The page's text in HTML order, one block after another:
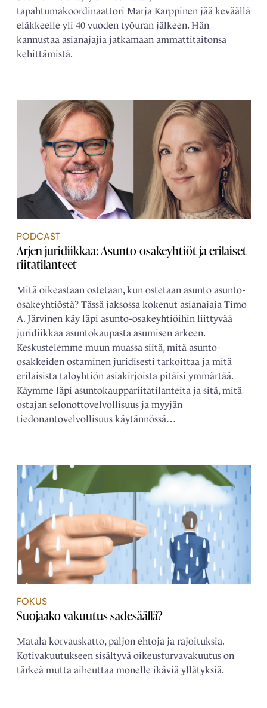
tapahtumakoordinaattori Marja Karppinen jää keväällä
eläkkeelle yli 40 vuoden työuran jälkeen. Hän
kannustaa asianajajia jatkamaan ammattitaitonsa
kehittämistä.
PODCAST
Arjen juridiikkaa: Asunto-osakeyhtiöt ja erilaiset
riitatilanteet
Mitä oikeastaan ostetaan, kun ostetaan asunto asunto-
osakeyhtiöstä? Tässä jaksossa kokenut asianajaja Timo
A. Järvinen käy läpi asunto-osakeyhtiöihin liittyvää
juridiikkaa asuntokaupasta asumisen arkeen.
Keskustelemme muun muassa siitä, mitä asunto-
osakkeiden ostaminen juridisesti tarkoittaa ja mitä
erilaisista taloyhtiön asiakirjoista pitäisi ymmärtää.
Käymme läpi asuntokauppariitatilanteita ja sitä, mitä
ostajan selonottovelvollisuus ja myyjän
tiedonantovelvollisuus käytännössä…
FOKUS
Suojaako vakuutus sadesäällä?
Matala korvauskatto, paljon ehtoja ja rajoituksia.
Kotivakuutukseen sisältyvä oikeusturvavakuutus on
tärkeä mutta aiheuttaa monelle ikäviä yllätyksiä.